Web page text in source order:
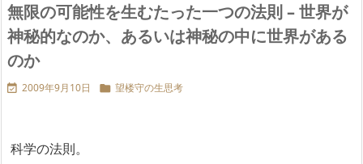

検索
無限の可能性を生むたった一つの法則 – 世界が
神秘的なのか、あるいは神秘の中に世界がある
のか
 2009年9月10日  望楼守の生思考
科学の法則。